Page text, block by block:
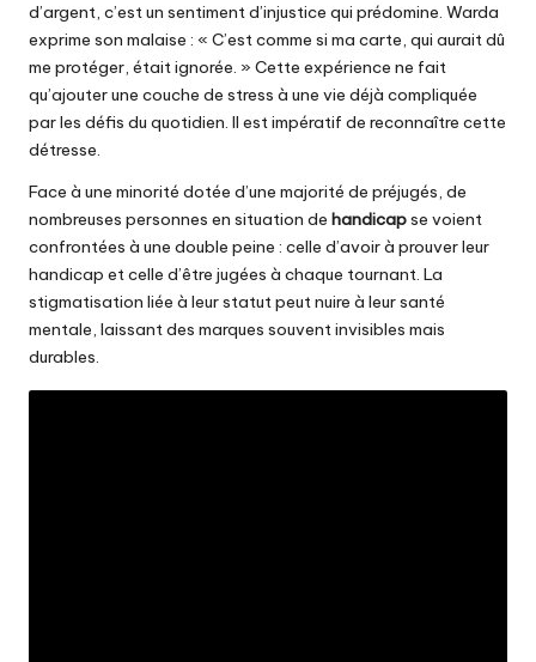
d’argent, c’est un sentiment d’injustice qui prédomine. Warda
exprime son malaise : « C’est comme si ma carte, qui aurait dû
me protéger, était ignorée. » Cette expérience ne fait
qu’ajouter une couche de stress à une vie déjà compliquée
par les défis du quotidien. Il est impératif de reconnaître cette
détresse.
Face à une minorité dotée d’une majorité de préjugés, de
nombreuses personnes en situation de handicapse voient
confrontées à une double peine : celle d’avoir à prouver leur
handicap et celle d’être jugées à chaque tournant. La
stigmatisation liée à leur statut peut nuire à leur santé
mentale, laissant des marques souvent invisibles mais
durables.